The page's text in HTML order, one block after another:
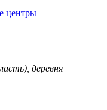
центры
деревня